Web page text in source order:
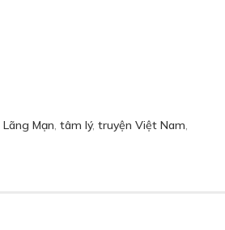
Lãng Mạn, tâm lý, truyện Việt Nam,